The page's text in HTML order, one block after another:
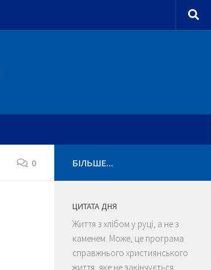
0 БІЛЬШЕ...
ЦИТАТА ДНЯ
Життя з хлібом у руці, а не з
каменем. Може, це програма
справжнього християнського
життя, яке не закінчується,